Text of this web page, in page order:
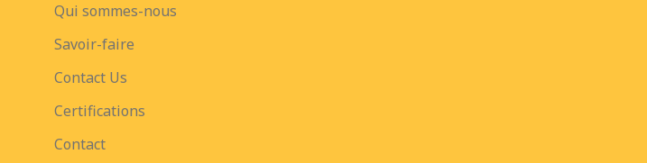
Qui sommes-nous
Savoir-faire
Contact Us
Certifications
Contact